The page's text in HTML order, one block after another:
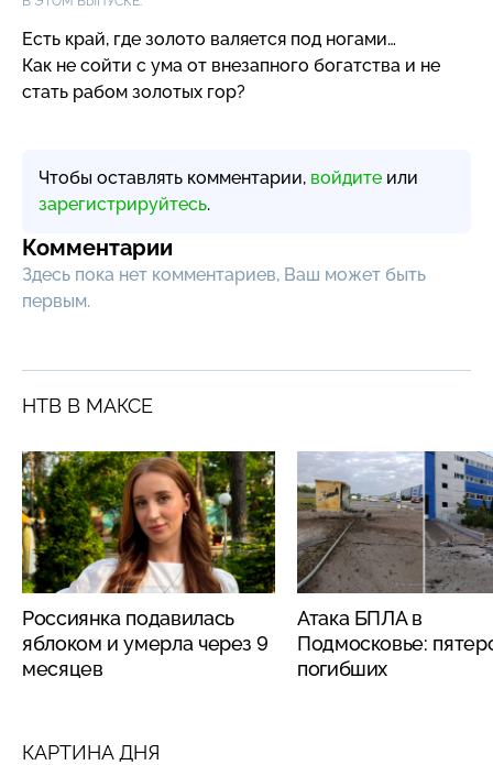
Есть край, где золото валяется под ногами…
Как не сойти с ума от внезапного богатства и не
стать рабом золотых гор?
Чтобы оставлять комментарии, войдите или
зарегистрируйтесь.
Комментарии
Здесь пока нет комментариев, Ваш может быть
первым.
НТВ В МАКСЕ
Россиянка подавилась
яблоком и умерла через 9
месяцев
Атака БПЛА в
Подмосковье:
погибших
КАРТИНА ДНЯ